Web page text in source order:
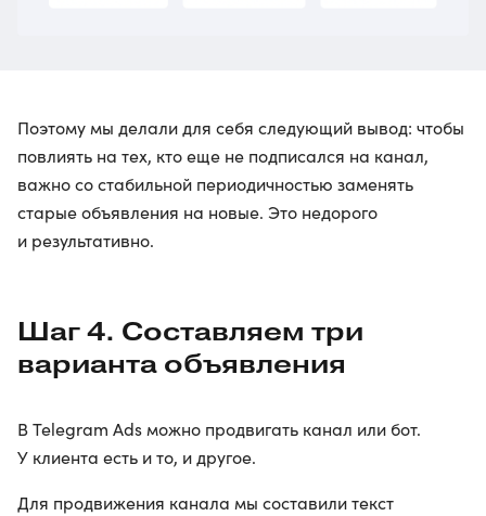
Поэтому мы делали для себя следующий вывод: чтобы
повлиять на тех, кто еще не подписался на канал,
важно со стабильной периодичностью заменять
старые объявления на новые. Это недорого
и результативно.
Шаг 4. Составляем три
варианта объявления
В Telegram Ads можно продвигать канал или бот.
У клиента есть и то, и другое.
Для продвижения канала мы составили текст